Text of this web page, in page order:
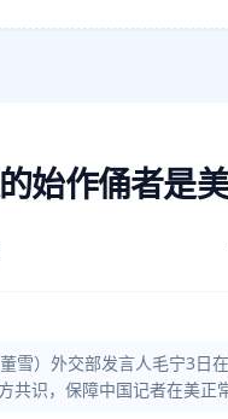
始作俑者是
雪）外交部发言人毛宁3日
识，保障中国记者在美正